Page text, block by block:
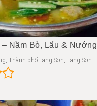
Nầm Bò, Lẩu & Nướng
Thành phố Lạng Sơn, Lạng Sơn